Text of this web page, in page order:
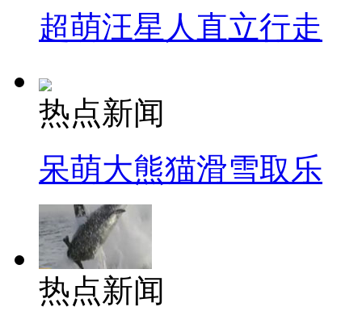
超萌汪星人直立行走
热点新闻
呆萌大熊猫滑雪取乐
热点新闻